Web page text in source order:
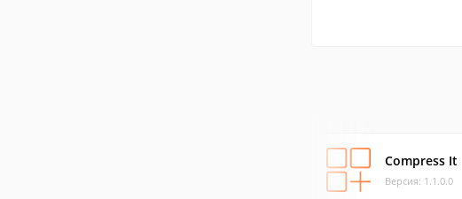
Compress It
Версия: 1.1.0.0